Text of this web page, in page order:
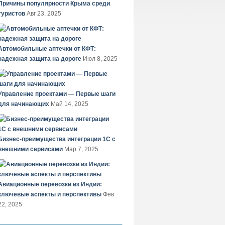
популярности Крыма среди
Авг 23, 2025
аптечки от КФТ:
защита на дороге Июл 8, 2025
проектами — Первые шаги
начинающих Май 14, 2025
преимущества интеграции 1С с
сервисами Мар 7, 2025
перевозки из Индии:
аспекты и перспективы Фев
2025